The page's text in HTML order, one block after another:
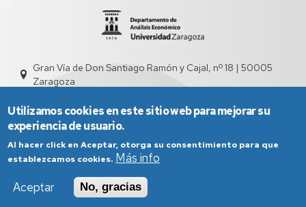
Gran Vía de Don Santiago Ramón y Cajal, nº 18 | 50005
Zaragoza
Aviso Legal
Condiciones generales de uso
Política de Privacidad
Utilizamos cookies en este sitio web para mejorar su
experiencia de usuario.
Al hacer click en Aceptar, otorga su consentimiento para que
establezcamos cookies. Más info
Aceptar
No, gracias